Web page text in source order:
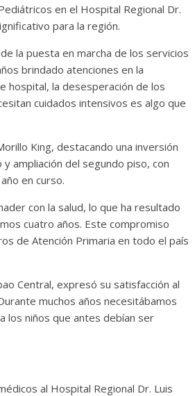
en el Hospital Regional Dr.
para la región.
la puesta en marcha de los servicios
brindado atenciones en la
hospital, la desesperación de los
cuidados intensivos es algo que
King, destacando una inversión
ampliación del segundo piso, con
en curso.
con la salud, lo que ha resultado
cuatro años. Este compromiso
de Atención Primaria en todo el país
Central, expresó su satisfacción al
muchos años necesitábamos
los niños que antes debían ser
al Hospital Regional Dr. Luis